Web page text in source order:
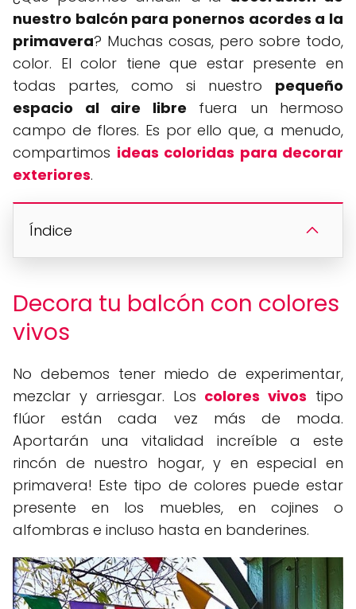
nuestro balcón para ponernos acordes a la
primavera? Muchas cosas, pero sobre todo,
color. El color tiene que estar presente en
todas partes, como si nuestro pequeño
espacio al aire libre fuera un hermoso
campo de flores. Es por ello que, a menudo,
compartimos ideas coloridas para decorar
exteriores.
Índice
Decora tu balcón con colores
vivos
No debemos tener miedo de experimentar,
mezclar y arriesgar. Los colores vivos tipo
flúor están cada vez más de moda.
Aportarán una vitalidad increíble a este
rincón de nuestro hogar, y en especial en
primavera! Este tipo de colores puede estar
presente en los muebles, en cojines o
alfombras e incluso hasta en banderines.